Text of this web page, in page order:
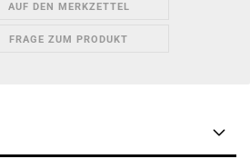
AUF DEN MERKZETTEL
FRAGE ZUM PRODUKT